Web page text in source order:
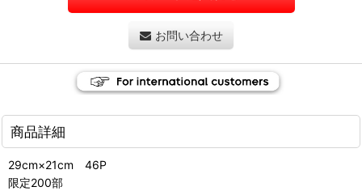
お問い合わせ
商品詳細
29cm×21cm 46P
限定200部